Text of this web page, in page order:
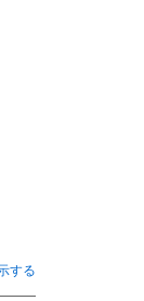
する